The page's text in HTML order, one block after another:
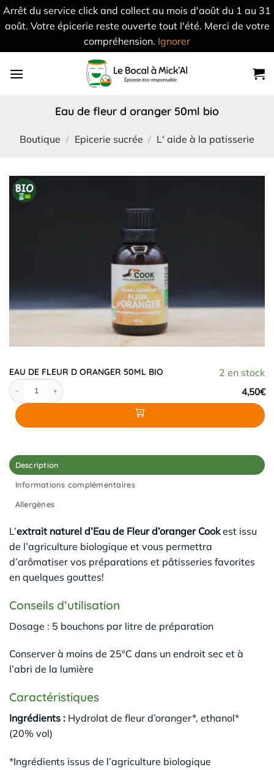
Arrêt du service click and collect au mois d'août du 1 au 31
août. Votre épicerie reste ouverte tout l'été. Merci de votre
compréhension. Ignorer
eau de fleur d oranger 50ml bio
Boutique / Epicerie sucrée / L' aide à la patisserie
2 en stock
EAU DE FLEUR D ORANGER 50ML BIO
4,50€
quantité de EAU DE FLEUR D ORANGER 50ML BIO
Description
Informations complémentaires
Allergènes
L’extrait naturel d’Eau de Fleur d’oranger Cookest issu
de l’agriculture biologique et vous permettra
d’arômatiser vos préparations et pâtisseries favorites
en quelques gouttes!
Conseils d’utilisation
Dosage : 5 bouchons par litre de préparation
Conserver à moins de 25°C dans un endroit sec et à
l’abri de la lumière
Caractéristiques
Ingrédients : Hydrolat de fleur d’oranger*, ethanol*
(20% vol)
*Ingrédients issus de l’agriculture biologique